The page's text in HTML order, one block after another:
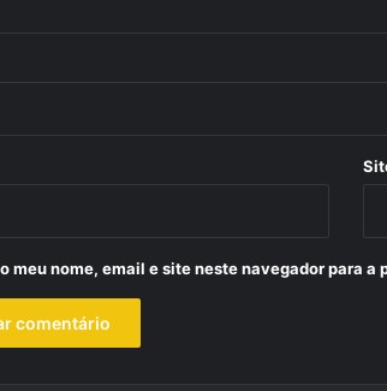
meu nome, email e site neste navegador para a